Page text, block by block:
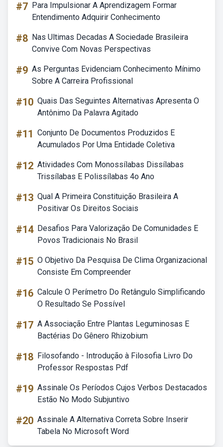
#7 Para Impulsionar A Aprendizagem Formar
Entendimento Adquirir Conhecimento
#8 Nas Ultimas Decadas A Sociedade Brasileira
Convive Com Novas Perspectivas
#9 As Perguntas Evidenciam Conhecimento Mínimo
Sobre A Carreira Profissional
#10 Quais Das Seguintes Alternativas Apresenta O
Antônimo Da Palavra Agitado
#11 Conjunto De Documentos Produzidos E
Acumulados Por Uma Entidade Coletiva
#12 Atividades Com Monossílabas Dissílabas
Trissílabas E Polissílabas 4o Ano
#13 Qual A Primeira Constituição Brasileira A
Positivar Os Direitos Sociais
#14 Desafios Para Valorização De Comunidades E
Povos Tradicionais No Brasil
#15 O Objetivo Da Pesquisa De Clima Organizacional
Consiste Em Compreender
#16 Calcule O Perímetro Do Retângulo Simplificando
O Resultado Se Possível
#17 A Associação Entre Plantas Leguminosas E
Bactérias Do Gênero Rhizobium
#18 Filosofando - Introdução à Filosofia Livro Do
Professor Respostas Pdf
#19 Assinale Os Períodos Cujos Verbos Destacados
Estão No Modo Subjuntivo
#20 Assinale A Alternativa Correta Sobre Inserir
Tabela No Microsoft Word